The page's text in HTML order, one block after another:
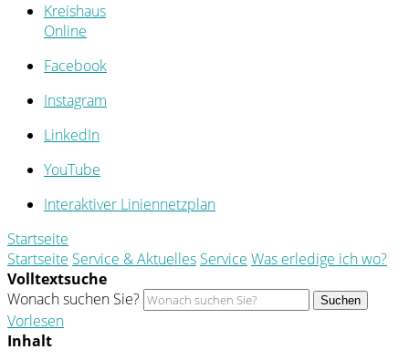
Kreishaus
Online
Facebook
Instagram
LinkedIn
YouTube
Interaktiver Liniennetzplan
Startseite
Startseite Service & Aktuelles Service Was erledige ich wo?
Volltextsuche
Wonach suchen Sie?
Suchen
Vorlesen
Inhalt